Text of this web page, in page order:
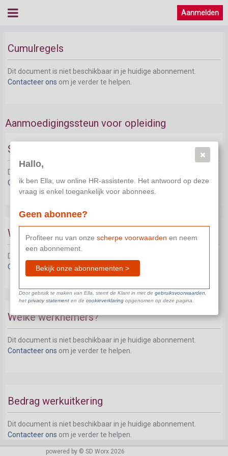
Aanmelden
Cumulregels
Dit document is niet beschikbaar in je huidige abonnement.
Contacteer ons om je verder te helpen.
Aanmoedigingssteun voor opleiding
Situering
Dit document is niet beschikbaar in je huidige abonnement.
Contacteer onsom je verder te helpen.
Welke werkgevers?
Dit document is niet beschikbaar in je huidige abonnement.
Contacteer onsom je verder te helpen.
Welke werknemers?
Dit document is niet beschikbaar in je huidige abonnement.
Contacteer ons om je verder te helpen.
Bedrag werkuitkering
Dit document is niet beschikbaar in je huidige abonnement.
Contacteer ons om je verder te helpen.
powered by © SD Worx 2026
Hallo,
ik ben Ella, uw online HR-assistente. Het antwoord op deze
vraag is enkel toegankelijk voor abonnees.
Geen abonnee?
Profiteer nu van onze scherpe voorwaarden en neem
een abonnement.
Bekijk onze abonnementen >
Door gebruik te maken van Ella, stemt de Klant in met de gebruiksvoorwaarden
het privacy statementen de cookieverklaringopgenomen op deze pagina.